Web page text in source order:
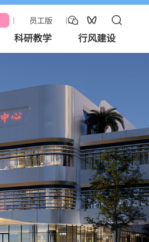
员工版   
科研教学 行风建设